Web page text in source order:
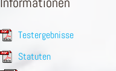
Testergebnisse
Statuten